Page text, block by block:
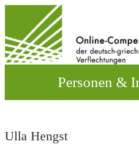
wechseln
Personen &
Ulla Hengst